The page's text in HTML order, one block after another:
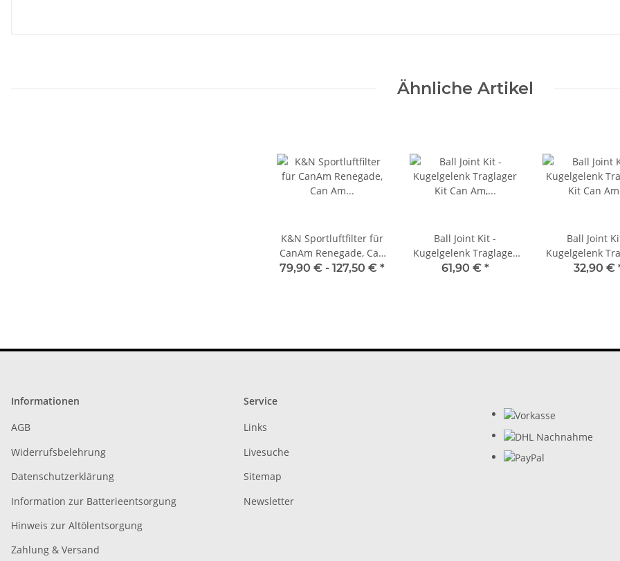
Ähnliche Artikel
K&N Sportluftfilter für
CanAm Renegade, Can
Am Outlander, DS 450
79,90 € - 127,50 € *
Ball Joint Kit -
Kugelgelenk Traglager
Kit Can Am, Kawasaki
61,90 € *
Ball Joint
Kugelgelenk
Kit Can Am
32,90 €
Informationen
AGB
Widerrufsbelehrung
Datenschutzerklärung
Information zur Batterieentsorgung
Hinweis zur Altölentsorgung
Zahlung & Versand
Service
Links
Livesuche
Sitemap
Newsletter